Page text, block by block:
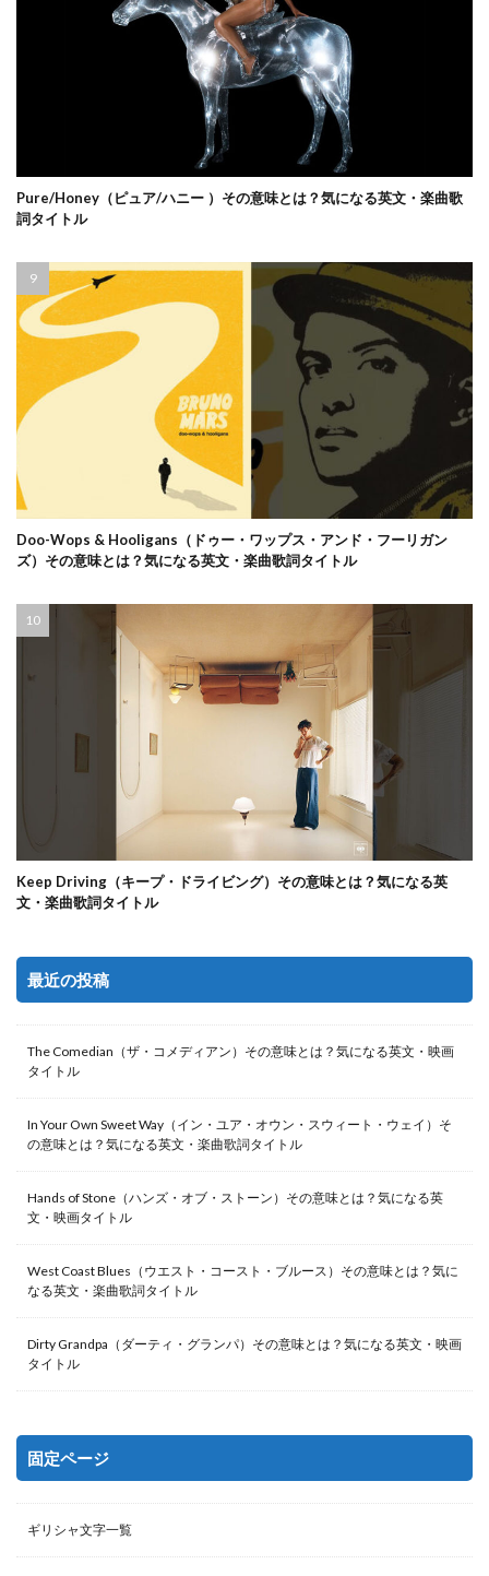
Pure/Honey（ピュア/ハニー ）その意味とは？気になる英文・楽曲歌
詞タイトル
Doo-Wops & Hooligans（ドゥー・ワップス・アンド・フーリガン
ズ）その意味とは？気になる英文・楽曲歌詞タイトル
Keep Driving（キープ・ドライビング）その意味とは？気になる英
文・楽曲歌詞タイトル
最近の投稿
The Comedian（ザ・コメディアン）その意味とは？気になる英文・映画
タイトル
In Your Own Sweet Way（イン・ユア・オウン・スウィート・ウェイ）そ
の意味とは？気になる英文・楽曲歌詞タイトル
Hands of Stone（ハンズ・オブ・ストーン）その意味とは？気になる英
文・映画タイトル
West Coast Blues（ウエスト・コースト・ブルース）その意味とは？気に
なる英文・楽曲歌詞タイトル
Dirty Grandpa（ダーティ・グランパ）その意味とは？気になる英文・映画
タイトル
固定ページ
ギリシャ文字一覧